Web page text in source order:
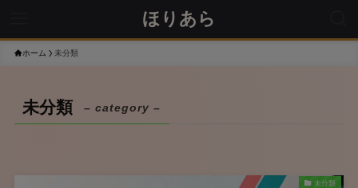
ほりあら
ホーム 未分類
未分類 – category –
未分類